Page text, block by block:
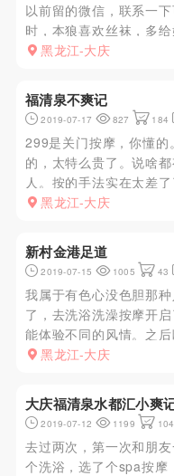
以前留的微信，联系一
时，本狼喜欢丝袜，多
屋，一起冲凉皮肤一般
腿扛肩上直接蹲...
黑龙江-大庆
福清泉不爽记
2019-07-17 827 184
299是关门按摩，你懂的
的，太特么贵了。说啥
人。按的手法实在太差
要是不选就脸拉下来，
其他活啥都没给做，能...
黑龙江-大庆
新村金港足道
2019-07-15 1005 43
我属于有色心没色胆那
了，去洗浴洗澡按摩开
能体验不同的风情。之
做过大活，就这样还总
之后心里总是痒痒的，...
黑龙江-大庆
大庆福清泉水都汇小爽
2019-07-12 1199 104
去过两次，第一次和朋
个洗浴，选了个spa按摩